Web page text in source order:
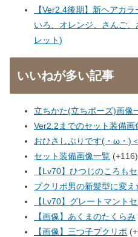
【Ver2.4後期】新ヘアカ
いろ、オレンジ、さんご
レット)
いいねが多い記事
立ちかた(立ちポーズ)画像
Ver2.2までのセット装備画
おひさしぶりです(・ω・)
セット装備画像一覧 +116
【Lv70】ひつじのころも
プクリポ男の新髪型に変
【Lv70】グレートマント
【画像】あくまのたくらみ
【画像】三つ子プクリポ